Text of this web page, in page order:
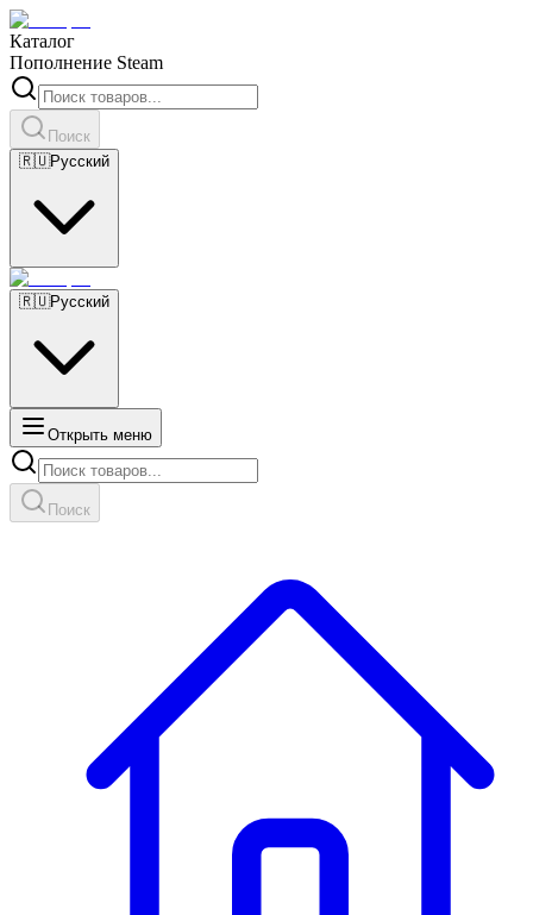
Каталог
Пополнение Steam
Поиск
🇷🇺Русский
🇷🇺Русский
Открыть меню
Поиск